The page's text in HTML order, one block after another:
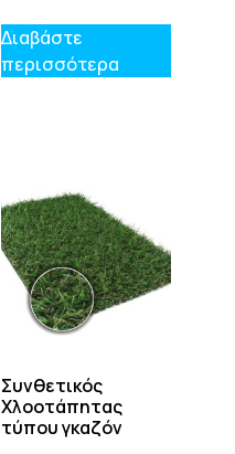
Διαβάστε
περισσότερα
Συνθετικός
Χλοοτάπητας
τύπου γκαζόν